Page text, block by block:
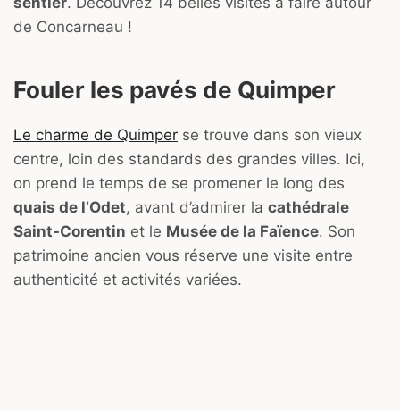
de Concarneau !
Fouler les pavés de Quimper
Le charme de Quimper se trouve dans son vieux
centre, loin des standards des grandes villes. Ici,
on prend le temps de se promener le long des
quais de l’Odet, avant d’admirer la cathédrale
Saint-Corentin et le Musée de la Faïence. Son
patrimoine ancien vous réserve une visite entre
authenticité et activités variées.